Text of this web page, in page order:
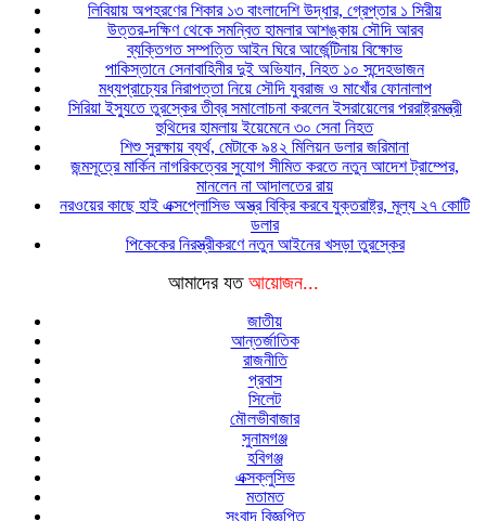
লিবিয়ায় অপহরণের শিকার ১৩ বাংলাদেশি উদ্ধার, গ্রেপ্তার ১ সিরীয়
উত্তর-দক্ষিণ থেকে সমন্বিত হামলার আশঙ্কায় সৌদি আরব
ব্যক্তিগত সম্পত্তি আইন ঘিরে আর্জেন্টিনায় বিক্ষোভ
পাকিস্তানে সেনাবাহিনীর দুই অভিযান, নিহত ১০ সন্দেহভাজন
মধ্যপ্রাচ্যের নিরাপত্তা নিয়ে সৌদি যুবরাজ ও মাখোঁর ফোনালাপ
সিরিয়া ইস্যুতে তুরস্কের তীব্র সমালোচনা করলেন ইসরায়েলের পররাষ্ট্রমন্ত্রী
হুথিদের হামলায় ইয়েমেনে ৩০ সেনা নিহত
শিশু সুরক্ষায় ব্যর্থ, মেটাকে ৯৪২ মিলিয়ন ডলার জরিমানা
জন্মসূত্রে মার্কিন নাগরিকত্বের সুযোগ সীমিত করতে নতুন আদেশ ট্রাম্পের,
মানলেন না আদালতের রায়
নরওয়ের কাছে হাই এক্সপ্লোসিভ অস্ত্র বিক্রি করবে যুক্তরাষ্ট্র, মূল্য ২৭ কোটি
ডলার
পিকেকের নিরস্ত্রীকরণে নতুন আইনের খসড়া তুরস্কের
আমাদের যত আয়োজন...
জাতীয়
আন্তর্জাতিক
রাজনীতি
প্রবাস
সিলেট
মৌলভীবাজার
সুনামগঞ্জ
হবিগঞ্জ
এক্সক্লুসিভ
মতামত
সংবাদ বিজ্ঞপ্তি